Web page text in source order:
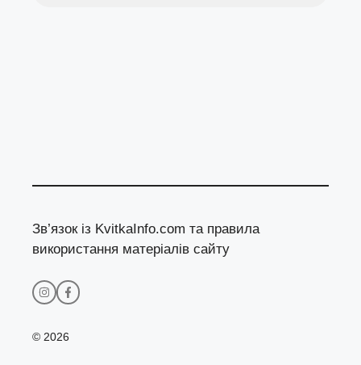
Зв’язок із KvitkaInfo.com та правила
використання матеріалів сайту
© 2026